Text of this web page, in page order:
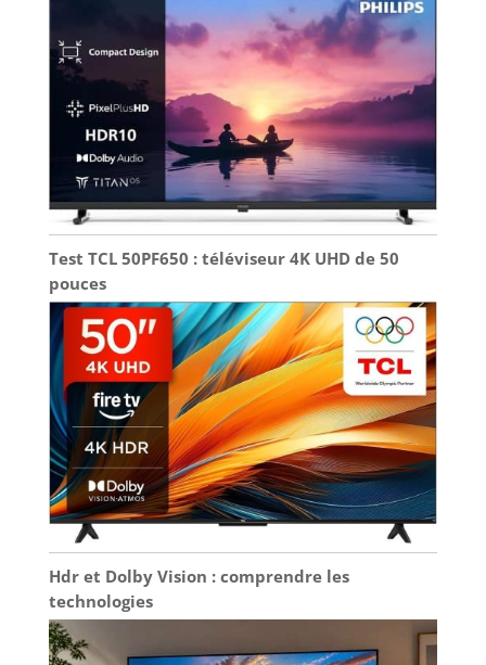
également
disponible en
format 4:3.
Test TCL 50PF650 : téléviseur 4K UHD de 50
pouces
Hdr et Dolby Vision : comprendre les
technologies